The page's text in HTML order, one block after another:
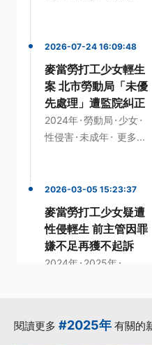
2026-07-24 16:09:48
麥當勞打工少女輕生
案 北市勞動局「未優
先處理」遭監院糾正
2024年·勞動局 · 少女·
性侵害· 未成年· 更多...
2026-03-05 15:23:37
麥當勞打工少女疑遭
性侵輕生 前主管因罪
嫌不足再獲不起訴
2024年 · 2025年 ·
閱讀更多 #2025年 有關的